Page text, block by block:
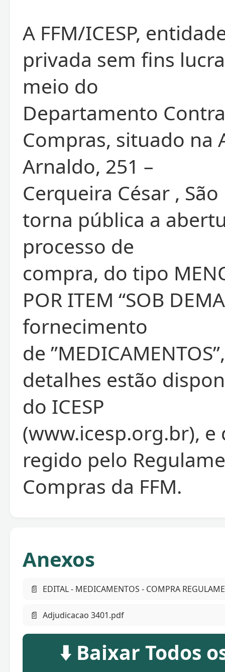
A FFM/ICESP,
privada sem fins
meio do
Departamento
Compras, situado na
Arnaldo, 251 –
Cerqueira César , São
torna pública a
processo de
compra, do tipo
POR ITEM “SOB
fornecimento
de
detalhes estão
do ICESP
(www.icesp.org.br), e
regido pelo
Compras da FFM.
Anexos
📄 EDITAL - MEDICAMENTOS - COMPRA
📄 Adjudicacao 3401.pdf
⬇️ Baixar Todos